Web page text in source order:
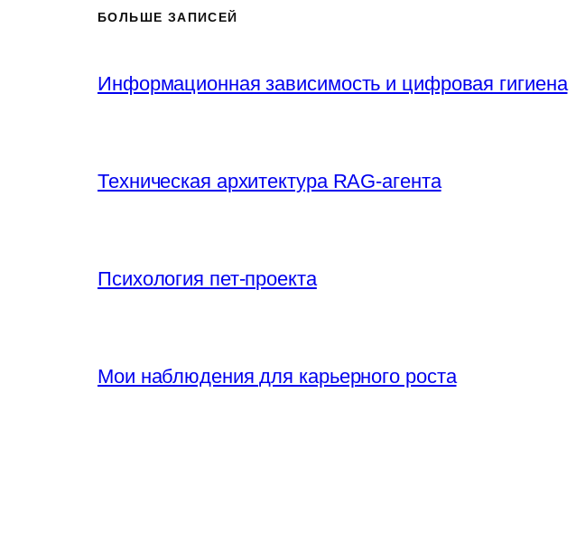
БОЛЬШЕ ЗАПИСЕЙ
Информационная зависимость и цифровая гигиена
Техническая архитектура RAG-агента
Психология пет-проекта
Мои наблюдения для карьерного роста